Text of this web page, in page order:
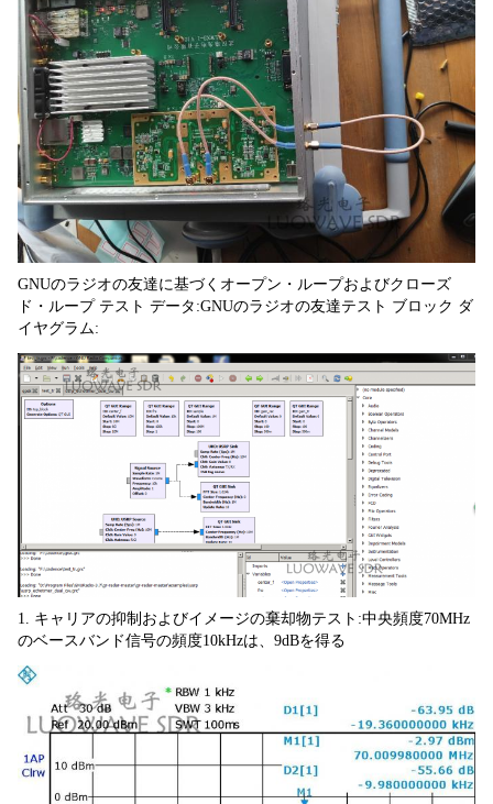
GNUのラジオの友達に基づくオープン・ループおよびクローズ
ド・ループ テスト データ:GNUのラジオの友達テスト ブロック ダ
イヤグラム:
1. キャリアの抑制およびイメージの棄却物テスト:中央頻度70MHz
のベースバンド信号の頻度10kHzは、9dBを得る